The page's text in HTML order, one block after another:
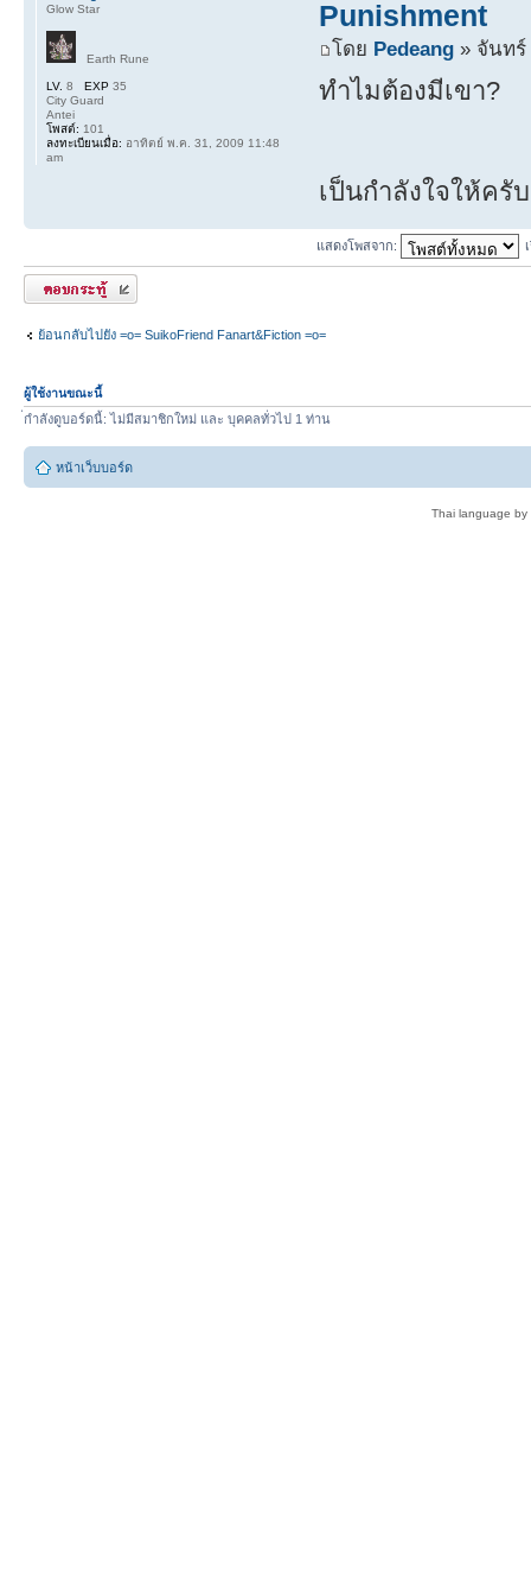
Punishment
โดย Pedeang » จันทร์
ทำไมต้องมีเขา?
เป็นกำลังใจให้ครั
Glow Star
Earth Rune
LV. 8 EXP 35
City Guard
Antei
โพสต์: 101
ลงทะเบียนเมื่อ: อาทิตย์ พ.ค. 31, 2009 11:48
am
แสดงโพสจาก:
ตอบกระทู้
ย้อนกลับไปยัง =o= SuikoFriend Fanart&Fiction =o=
ผู้ใช้งานขณะนี้
่กำลังดูบอร์ดนี้: ไม่มีสมาชิกใหม่ และ บุคคลทั่วไป 1 ท่าน
หน้าเว็บบอร์ด
Thai language by